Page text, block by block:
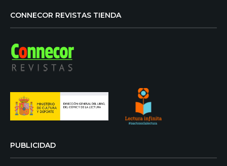
CONNECOR REVISTAS TIENDA
PUBLICIDAD